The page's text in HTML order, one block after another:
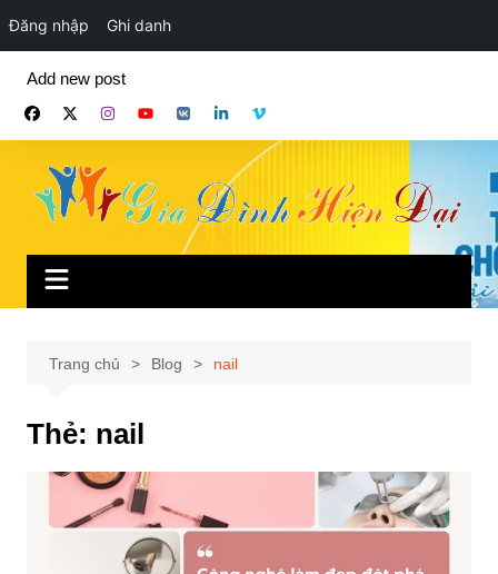
Đăng nhập Ghi danh
phần
Add new post
Trang chủ Blog nail
Thẻ: nail